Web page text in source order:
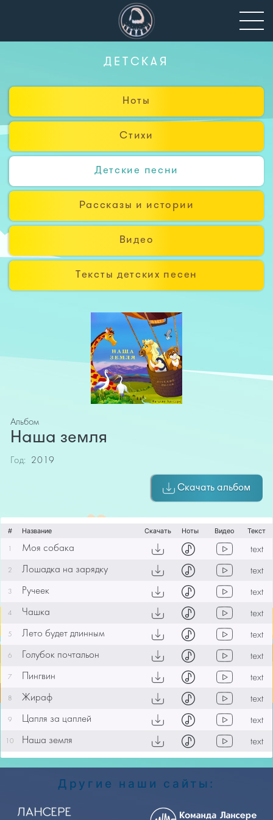
ДЕТСКАЯ
Ноты
Стихи
Детские песни
Рассказы и истории
Видео
Тексты детских песен
Альбом
Наша земля
Год: 2019
Скачать альбом
# Название Скачать Ноты Видео Текст
1 Моя собака text
2 Лошадка на зарядку text
3 Ручеек text
4 Чашка text
5 Лето будет длинным text
6 Голубок почтальон text
7 Пингвин text
8 Жираф text
9 Цапля за цаплей text
10 Наша земля text
Другие наши сайты: